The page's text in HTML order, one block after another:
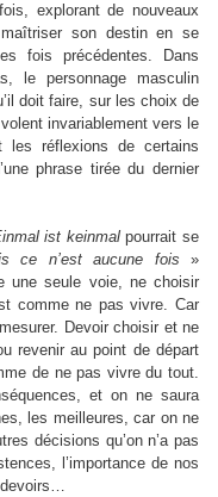
explorant de nouveaux
son destin en se
fois précédentes. Dans
le personnage masculin
doit faire, sur les choix de
invariablement vers le
réflexions de certains
phrase tirée du dernier
ist keinmalpourrait se
ce n’est aucune fois »
une seule voie, ne choisir
comme ne pas vivre. Car
Devoir choisir et ne
revenir au point de départ
de ne pas vivre du tout.
et on ne saura
les meilleures, car on ne
décisions qu’on n’a pas
l’importance de nos
devoirs…